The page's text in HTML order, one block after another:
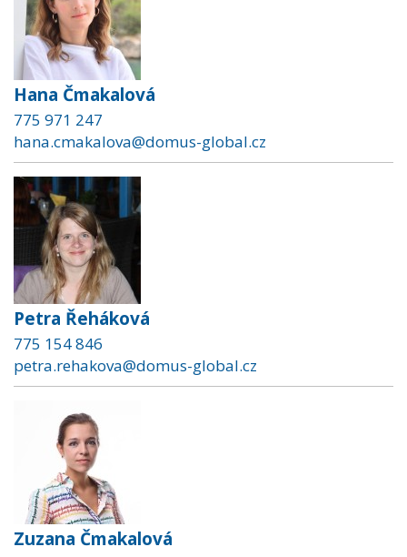
Hana Čmakalová
775 971 247
hana.cmakalova@domus-global.cz
Petra Řeháková
775 154 846
petra.rehakova@domus-global.cz
Zuzana Čmakalová